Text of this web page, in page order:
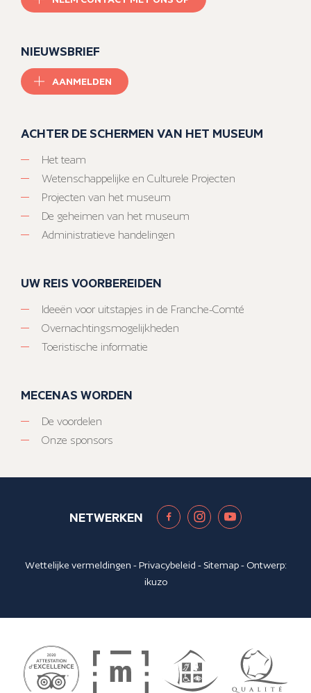
NIEUWSBRIEF
AANMELDEN
ACHTER DE SCHERMEN VAN HET MUSEUM
Het team
Wetenschappelijke en Culturele Projecten
Projecten van het museum
De geheimen van het museum
Administratieve handelingen
UW REIS VOORBEREIDEN
Ideeën voor uitstapjes in de Franche-Comté
Overnachtingsmogelijkheden
Toeristische informatie
MECENAS WORDEN
De voordelen
Onze sponsors
NETWERKEN
Wettelijke vermeldingen -Privacybeleid - Sitemap- Ontwerp:
ikuzo